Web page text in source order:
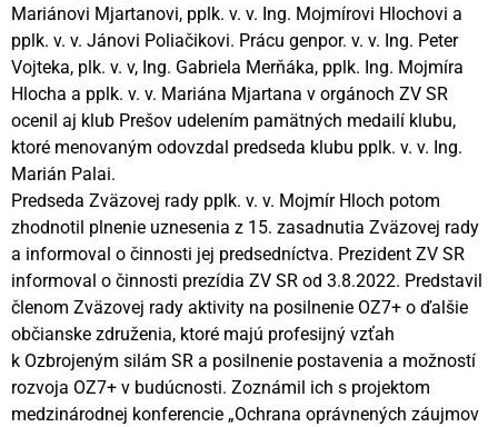
Mariánovi Mjartanovi, pplk. v. v. Ing. Mojmírovi Hlochovi a
pplk. v. v. Jánovi Poliačikovi. Prácu genpor. v. v. Ing. Peter
Vojteka, plk. v. v, Ing. Gabriela Merňáka, pplk. Ing. Mojmíra
Hlocha a pplk. v. v. Mariána Mjartana v orgánoch ZV SR
ocenil aj klub Prešov udelením pamätných medailí klubu,
ktoré menovaným odovzdal predseda klubu pplk. v. v. Ing.
Marián Palai.
Predseda Zväzovej rady pplk. v. v. Mojmír Hloch potom
zhodnotil plnenie uznesenia z 15. zasadnutia Zväzovej rady
a informoval o činnosti jej predsedníctva. Prezident ZV SR
informoval o činnosti prezídia ZV SR od 3.8.2022. Predstavil
členom Zväzovej rady aktivity na posilnenie OZ7+ o ďalšie
občianske združenia, ktoré majú profesijný vzťah
k Ozbrojeným silám SR a posilnenie postavenia a možností
rozvoja OZ7+ v budúcnosti. Zoznámil ich s projektom
medzinárodnej konferencie „Ochrana oprávnených záujmov